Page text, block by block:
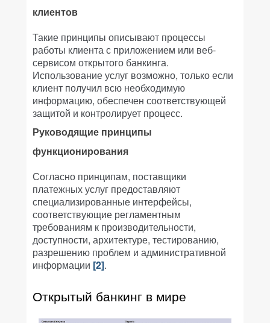
клиентов
Такие принципы описывают процессы
работы клиента с приложением или веб-
сервисом открытого банкинга.
Использование услуг возможно, только если
клиент получил всю необходимую
информацию, обеспечен соответствующей
защитой и контролирует процесс.
Руководящие принципы
функционирования
Согласно принципам, поставщики
платежных услуг предоставляют
специализированные интерфейсы,
соответствующие регламентным
требованиям к производительности,
доступности, архитектуре, тестированию,
разрешению проблем и административной
информации [2].
Открытый банкинг в мире